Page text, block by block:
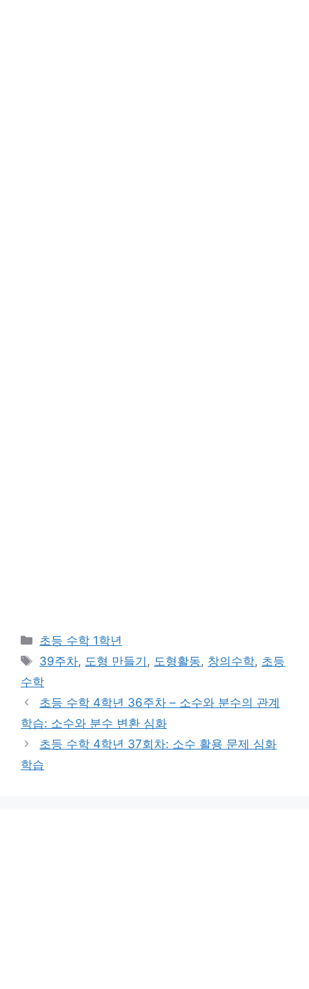
카
테
리
초등 수학 1학년
태
그
39주차, 도형 만들기 , 도형활동, 창의수학, 초등
수학
초등 수학 4학년 36주차 – 소수와 분수의 관계
학습: 소수와 분수 변환 심화
초등 수학 4학년 37회차: 소수 활용 문제 심화
학습